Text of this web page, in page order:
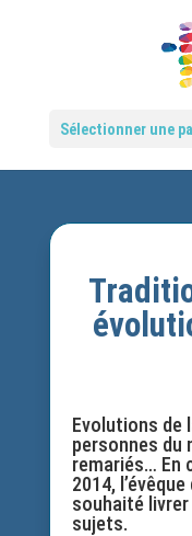
Sélectionner une
Evolutions de
personnes du
remariés… En
2014,
souhaité
sujets.